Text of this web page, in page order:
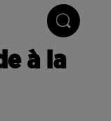
à la